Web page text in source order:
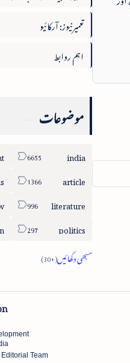
تعمیرنیوز: آرکائیو
اہم روابط
موضوعات
india
article
literature
politics
Team